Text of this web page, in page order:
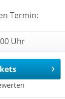
Termin: